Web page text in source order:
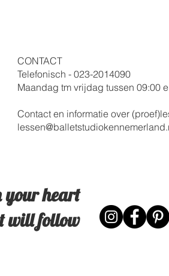
CONTACT
Telefonisch - 023-2014090
Maandag tm vrijdag tussen 09:00
Contact en informatie over
your heart
will follow